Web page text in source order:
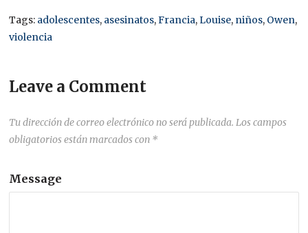
Tags: adolescentes, asesinatos,Francia,Louise, niños, Owen,
violencia
Leave a Comment
Tu dirección de correo electrónico no será publicada. Los campos
obligatorios están marcados con *
Message